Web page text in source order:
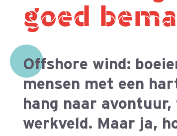
werkveld. Maar ja, hoe krijg je
zorg je dat er een goede
Oftewel, wat staat het
recruitmentbureaus te doen om
houden?